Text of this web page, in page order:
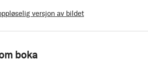
versjon av bildet
boka